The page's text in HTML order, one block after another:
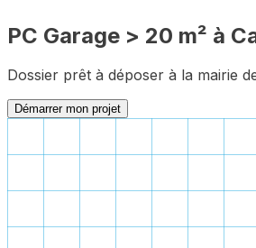
PC Garage > 20 m² à
Dossier prêt à déposer à la mairie
Démarrer mon projet